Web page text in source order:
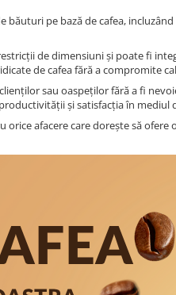
pe bază de cafea,
de dimensiuni și poate fi
de cafea fără a compromite
sau oaspeților fără a fi
productivității și satisfacția în mediul
afacere care dorește să